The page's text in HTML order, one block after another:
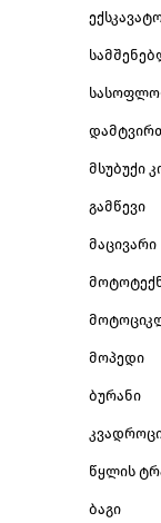
მსუბუქი
გამწევი
მაცივარი
მოპედი
ბურანი
წყლის
ბაგი